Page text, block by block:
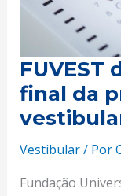
FUVEST
final da
Vestibular/ Por
Fundação
vestibular